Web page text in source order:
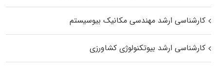
کارشناسی ارشد مهندسی مکانیک بیوسیستم
کارشناسی ارشد بیوتکنولوژی کشاورزی